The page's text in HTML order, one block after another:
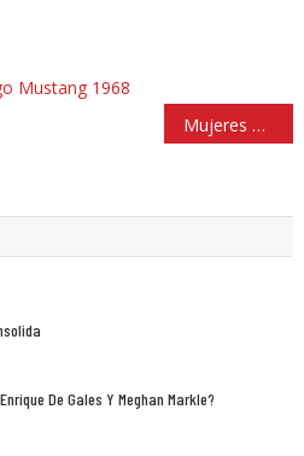
Mustang 1968
Mujeres de paz y Denisse Ugalde exponen temas sobre seguridad
De Gales Y Meghan Markle?